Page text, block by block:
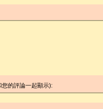
的評論一起顯示):